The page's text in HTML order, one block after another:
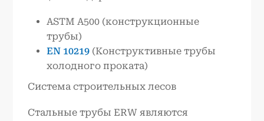
ASTM A500 (конструкционные
трубы)
EN 10219 (Конструктивные трубы
холодного проката)
Система строительных лесов
Стальные трубы ERW являются